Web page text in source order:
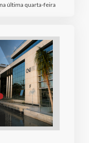
última quarta-feira